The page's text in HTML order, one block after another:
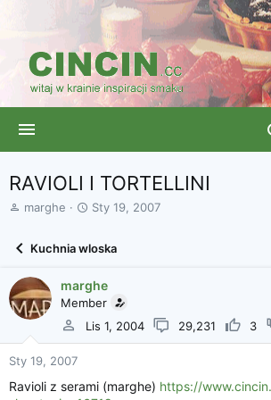
RAVIOLI I TORTELLINI
A
w
ą
t
marghe
D
a
o
z
p
o
ę
Sty 19, 2007
Kuchnia wloska
marghe
Member
Lis 1, 2004
29,231 3
Sty 19, 2007
Ravioli z serami (marghe) https://